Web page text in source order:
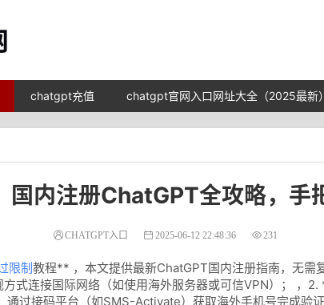
chatgpt充值 chatgpt官网入口网址大全（2025最新）
内注册ChatGPT全攻略，手
CHATGPT入口 2025-06-12 22:48:36 231
限制教程** ，本文提供最新ChatGPT国内注册指南，无需
式连接国际网络（如使用海外服务器或可信VPN）； ，
过接码平台（如SMS-Activate）获取海外手机号完成验